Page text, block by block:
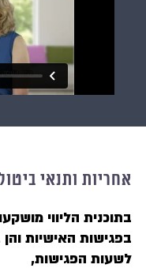
ותנאי ביטול
הליווי מושקעות
האישיות והן
הפגישות,